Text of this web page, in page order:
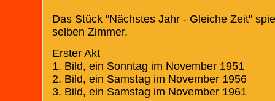
Das Stück "Nächstes Jahr - Gleiche Zeit"
selben Zimmer.
Erster Akt
1. Bild, ein Sonntag im November 1951
2. Bild, ein Samstag im November 1956
3. Bild, ein Samstag im November 1961